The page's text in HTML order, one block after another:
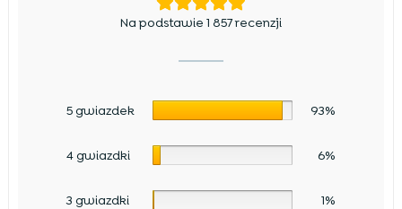
Na podstawie 1 857 recenzji
5 gwiazdek 93%
4 gwiazdki 6%
3 gwiazdki 1%